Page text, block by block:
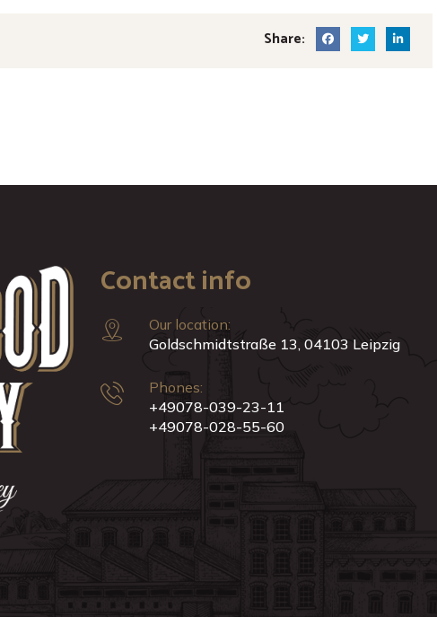
Share:
Contact info
Our location:
Goldschmidtstraße 13, 04103 Leipzig
Phones:
+49078-039-23-11
+49078-028-55-60